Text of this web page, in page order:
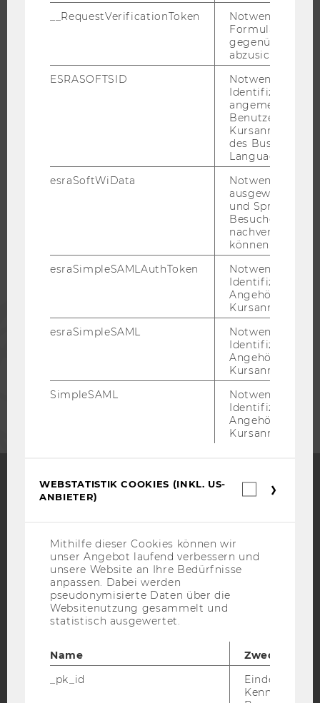
RESEARCH CAREER
KARRIEREKONTAKTE AN DER WU
WU COMMUNITY
ALUMNI
UNTERNEHMEN
YouTube NewsletterBluesky
BARRIEREFREIHEITSERKLÄRUNG WEBSEITE
__RequestVerificationToken
Notwendig, um
gegenüber
abzusichern.
ESRASOFTSID
Notwendig zur
Identifizierung
angemeldeten
Benutzers im
des Business
Language
esraSoftWiData
Notwendig um
ausgewählte
und
Besuchers
nachverfolgen
können.
esraSimpleSAMLAuthToken
Notwendig zur
Identifizierung
Angehörige/r für
Kursanmeldung.
esraSimpleSAML
Notwendig zur
Identifizierung
Angehörige/r für
Kursanmeldung.
SimpleSAML
Notwendig zur
Identifizierung
Angehörige/r für
Kursanmeldung.
WEBSTATISTIK COOKIES (INKL. US-
ANBIETER)
Mithilfe dieser Cookies können wir
unser Angebot laufend verbessern und
unsere Website an Ihre Bedürfnisse
anpassen. Dabei werden
pseudonymisierte Daten über die
Websitenutzung gesammelt und
statistisch ausgewertet.
Name
Zweck
_pk_id
Eindeutige